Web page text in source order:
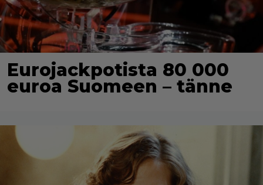
Eurojackpotista 80 000
euroa Suomeen – tänne